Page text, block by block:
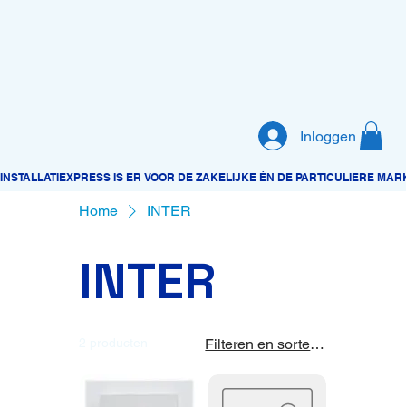
Inloggen
Home INTER
INTER
Filteren en sorteren